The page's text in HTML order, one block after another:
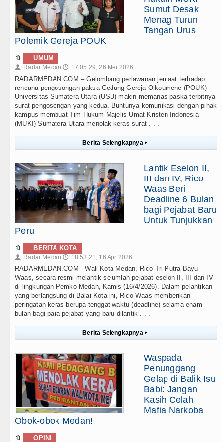
Sumut Desak
Menag Turun
Tangan Urus
Polemik Gereja POUK
🔖 UMUM
👤 Radar Medan 🕔 17:05:29, 26 Mei 2026
RADARMEDAN.COM – Gelombang perlawanan jemaat terhadap
rencana pengosongan paksa Gedung Gereja Oikoumene (POUK)
Universitas Sumatera Utara (USU) makin memanas paska terbitnya
surat pengosongan yang kedua. Buntunya komunikasi dengan pihak
kampus membuat Tim Hukum Majelis Umat Kristen Indonesia
(MUKI) Sumatera Utara menolak keras surat . . .
Berita Selengkapnya ▸
Lantik Eselon II,
III dan IV, Rico
Waas Beri
Deadline 6 Bulan
bagi Pejabat Baru
Untuk Tunjukkan
Peru
🔖 BERITA KOTA
👤 Radar Medan 🕔 18:53:21, 16 Apr 2026
RADARMEDAN.COM - Wali Kota Medan, Rico Tri Putra Bayu
Waas, secara resmi melantik sejumlah pejabat eselon II, III dan IV
di lingkungan Pemko Medan, Kamis (16/4/2026). Dalam pelantikan
yang berlangsung di Balai Kota ini, Rico Waas memberikan
peringatan keras berupa tenggat waktu (deadline) selama enam
bulan bagi para pejabat yang baru dilantik . . .
Berita Selengkapnya ▸
Waspada
Penunggang
Gelap di Balik Isu
Babi: Jangan
Kasih Celah
Mafia Narkoba
Obok-obok Medan!
🔖 OPINI